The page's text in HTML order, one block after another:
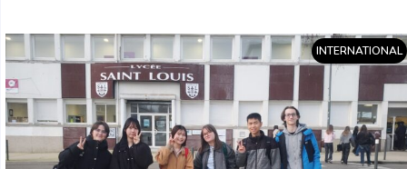
INTERNATIONAL